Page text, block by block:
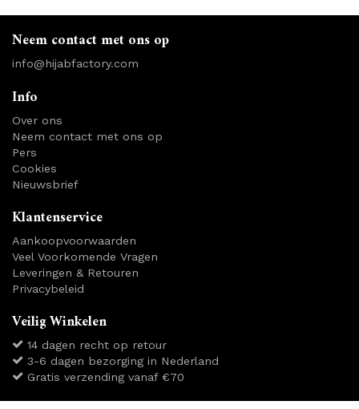
Neem contact met ons op
info@hijabfactory.com
Info
Over ons
Neem contact met ons op
Pers
Cookies
Nieuwsbrief
Klantenservice
Aankoopvoorwaarden
Veel Voorkomende Vragen
Leveringen & Retouren
Privacybeleid
Veilig Winkelen
14 dagen recht op retour
3-6 dagen bezorging in Nederland
Gratis verzending vanaf €70